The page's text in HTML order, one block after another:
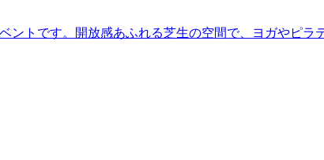
トです。開放感あふれる芝生の空間で、ヨガやピラ